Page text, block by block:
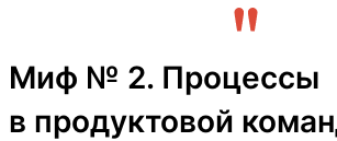
Миф № 2. Процессы
в продуктовой